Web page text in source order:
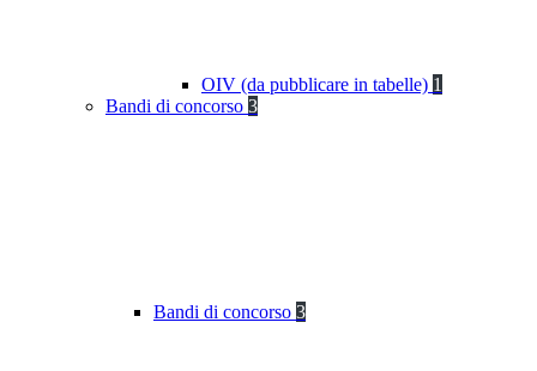
OIV (da pubblicare in tabelle) 1
Bandi di concorso 3
Bandi di concorso 3